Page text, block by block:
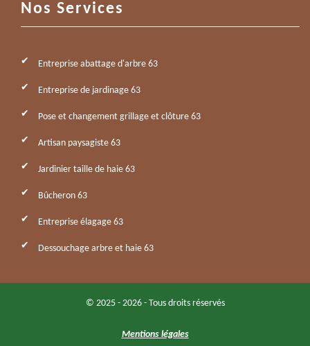
Nos Services
Entreprise abattage d'arbre 63
Entreprise de jardinage 63
Pose et changement grillage et clôture 63
Artisan paysagiste 63
Jardinier taille de haie 63
Bûcheron 63
Entreprise élagage 63
Dessouchage arbre et haie 63
© 2025 - 2026 - Tous droits réservés
Mentions légales